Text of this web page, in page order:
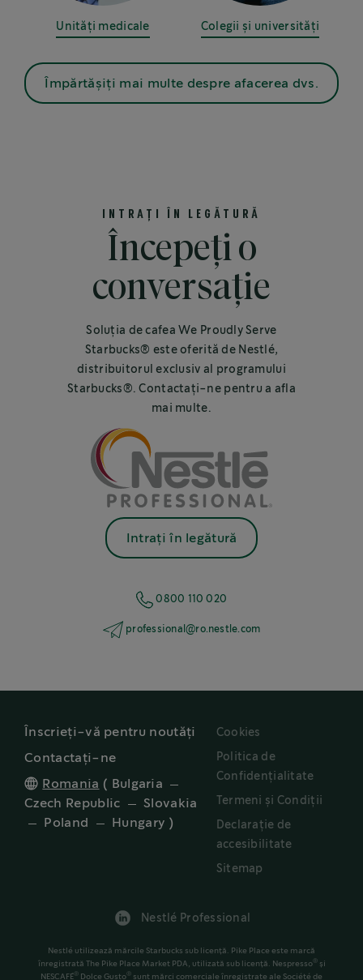
Unități medicale Colegii și universități
Împărtășiți mai multe despre afacerea dvs.
INTRAȚI ÎN LEGĂTURĂ
Începeți o
conversație
Soluția de cafea We Proudly Serve
Starbucks® este oferită de Nestlé,
distribuitorul exclusiv al programului
Starbucks®. Contactați-ne pentru a afla
mai multe.
Intrați în legătură
0800 110 020
professional@ro.nestle.com
Înscrieți-vă pentru noutăți
Contactați-ne
Romania (
Bulgaria
Czech Republic
Slovakia
Poland
Hungary )
Cookies
Politica de
Confidențialitate
Termeni și Condiții
Declarație de
accesibilitate
Sitemap
Nestlé Professional
Nestlé utilizează mărcile Starbucks sub licență. Pike Place este marcă
înregistrată The Pike Place Market PDA, utilizată sub licență. Nespresso®și
NESCAFÉ® Dolce Gusto® sunt mărci comerciale înregistrate ale Société de